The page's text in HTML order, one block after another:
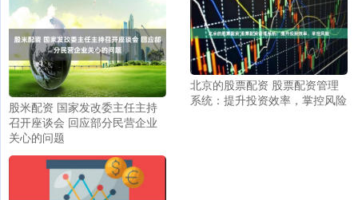
股米配资 国家发改委主任主持
召开座谈会 回应部分民营企业
关心的问题
北京的股票配资 股票配资管理
系统：提升投资效率，掌控风险